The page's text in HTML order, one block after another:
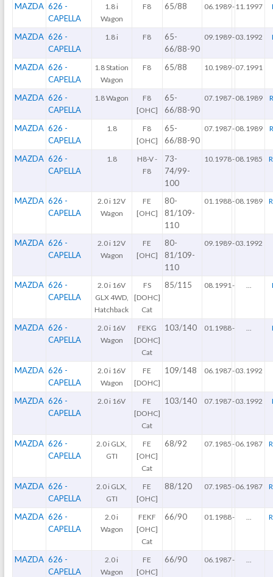
MAZDA 626 -
CAPELLA
1.8 i
Wagon
F8 65/88 06.1989-11.1997
MAZDA 626 -
CAPELLA
1.8 i F8
65-
66/88-90
09.1989-03.1992
MAZDA 626 -
CAPELLA
1.8 Station
Wagon
F8 65/88 10.1989-07.1991
MAZDA 626 -
CAPELLA
1.8 Wagon
F8
[OHC]
65-
66/88-90
07.1987-08.1989
MAZDA 626 -
CAPELLA
1.8
F8
[OHC]
65-
66/88-90
07.1987-08.1989
MAZDA 626 -
CAPELLA
1.8
H8-V -
F8
73-
74/99-
100
10.1978-08.1985
MAZDA 626 -
CAPELLA
2.0 i 12V
Wagon
FE
[OHC]
80-
81/109-
110
01.1988-08.1989
MAZDA 626 -
CAPELLA
2.0 i 12V
Wagon
FE
[OHC]
80-
81/109-
110
09.1989-03.1992
MAZDA 626 -
CAPELLA
2.0 i 16V
GLX 4WD,
Hatchback
FS
[DOHC]
Cat
85/115 08.1991 -
MAZDA 626 -
CAPELLA
2.0 i 16V
Wagon
FEKG
[DOHC]
Cat
103/140 01.1988-
MAZDA 626 -
CAPELLA
2.0 i 16V
Wagon
FE
[DOHC]
109/148 06.1987-03.1992
MAZDA 626 -
CAPELLA
2.0 i 16V
FE
[DOHC]
Cat
103/140 07.1987-03.1992
MAZDA 626 -
CAPELLA
2.0 i GLX,
GTI
FE
[OHC]
Cat
68/92 07.1985-06.1987
MAZDA 626 -
CAPELLA
2.0 i GLX,
GTI
FE
[OHC]
88/120 07.1985-06.1987
MAZDA 626 -
CAPELLA
2.0 i
Wagon
FEKF
[OHC]
Cat
66/90 01.1988-
MAZDA 626 -
CAPELLA
2.0 i
Wagon
FE
[OHC]
66/90 06.1987-